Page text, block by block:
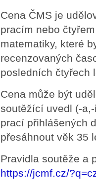
Cena ČMS je
pracím nebo
matematiky, které
recenzovaných
posledních čtyřech
Cena může být
soutěžící uvedl (-
prací přihlášených
přesáhnout věk 35
Pravidla soutěže a
https://jcmf.cz/